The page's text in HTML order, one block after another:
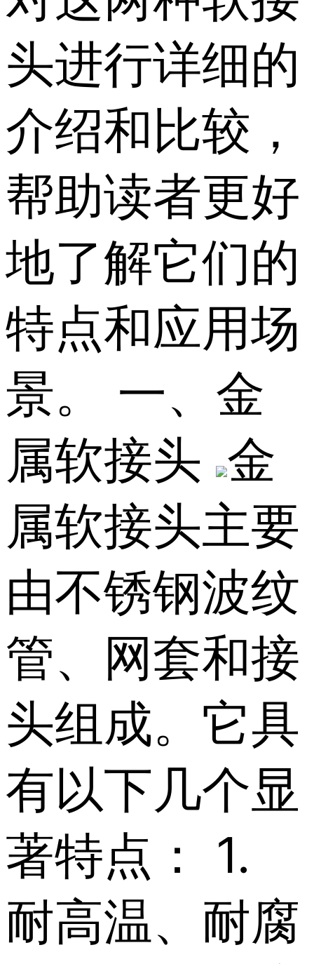
头进行详细的
介绍和比较，
帮助读者更好
地了解它们的
特点和应用场
景。 一、金
属软接头 金
属软接头主要
由不锈钢波纹
管、网套和接
头组成。它具
有以下几个显
著特点： 1.
耐高温、耐腐